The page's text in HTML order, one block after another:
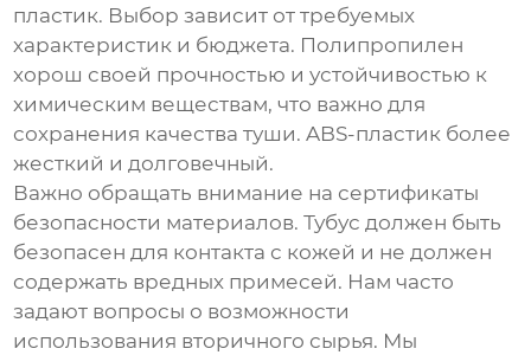
пластик. Выбор зависит от требуемых
характеристик и бюджета. Полипропилен
хорош своей прочностью и устойчивостью к
химическим веществам, что важно для
сохранения качества туши. ABS-пластик более
жесткий и долговечный.
Важно обращать внимание на сертификаты
безопасности материалов. Тубус должен быть
безопасен для контакта с кожей и не должен
содержать вредных примесей. Нам часто
задают вопросы о возможности
использования вторичного сырья. Мы